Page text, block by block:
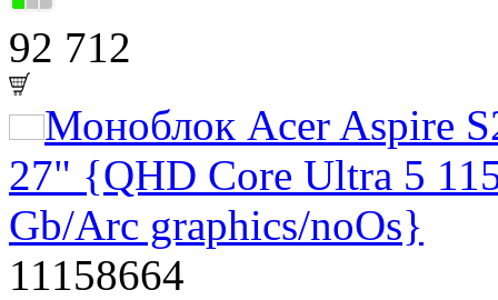
92 712
Моноблок Acer Aspire
27" {QHD Core Ultra 5
Gb/Arc graphics/noOs}
11158664